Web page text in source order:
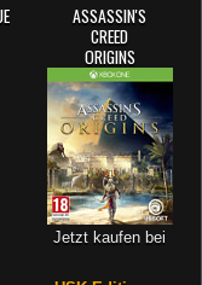
ASSASSIN'S
CREED
ORIGINS
Jetzt kaufen bei